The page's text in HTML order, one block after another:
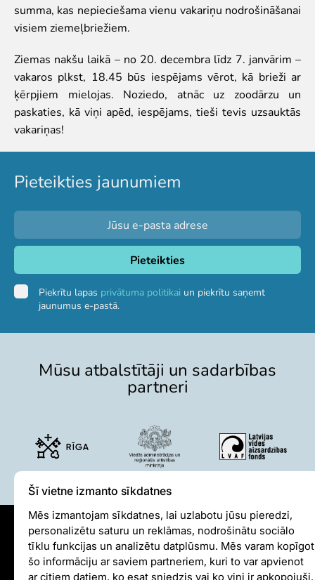
Izglītība
Izglītības stratēģija
"Zinarium" apmeklējums
Kohēzijas fonda projekts
LVAF projekti
"Cīruļi"
Darba laiks "Cīruļos"
Par ārpilsētas bāzi "Cīruļi"
"Cīruļu" kontaktinformācija
Par mums
Misija un vērtības
Stratēģija
Atbildīga darbība un politikas
Iepirkumi
Cita saimnieciskā darbība
Darbības pārskati
Gada grāmatas
Vakances
Brīvprātīgais darbs
summa, kas nepieciešama vienu vakariņu nodrošināšanai
visiem ziemeļbriežiem.
Ziemas nakšu laikā – no 20. decembra līdz 7. janvārim –
vakaros plkst, 18.45 būs iespējams vērot, kā brieži ar
ķērpjiem mielojas. Noziedo, atnāc uz zoodārzu un
paskaties, kā viņi apēd, iespējams, tieši tevis uzsauktās
vakariņas!
Pieteikties jaunumiem
Piekrītu lapas privātuma politikai un piekrītu saņemt
jaunumus e-pastā.
Mūsu atbalstītāji un sadarbības
partneri
Sīkdatņu politika
Iekšējās kārtības noteikumi
Šī vietne izmanto sīkdatnes
Mēs izmantojam sīkdatnes, lai uzlabotu jūsu pieredzi,
personalizētu saturu un reklāmas, nodrošinātu sociālo
tīklu funkcijas un analizētu datplūsmu. Mēs varam kopīgot
šo informāciju ar saviem partneriem, kuri to var apvienot
ar citiem datiem, ko esat sniedzis vai ko viņi ir apkopojuši.